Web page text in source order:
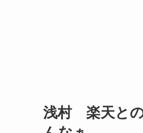
浅村 楽天と